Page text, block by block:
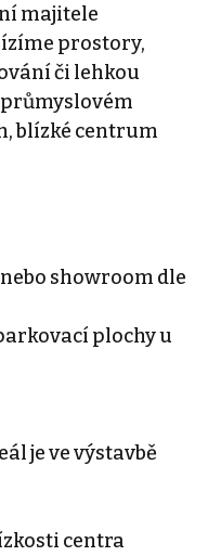
majitele
prostory,
či lehkou
blízké centrum
showroom dle
plochy u
je ve výstavbě
centra